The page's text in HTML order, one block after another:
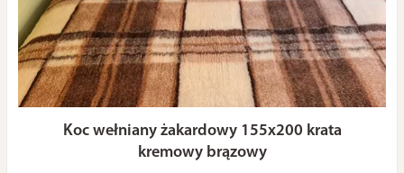
Koc wełniany żakardowy 155x200 krata
kremowy brązowy